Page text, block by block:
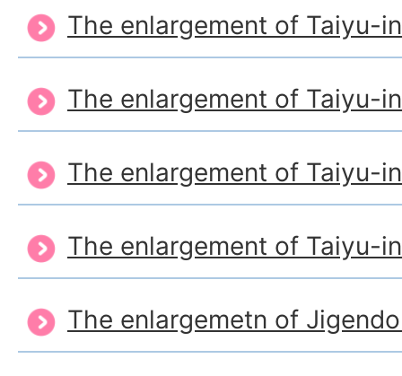
The enlargement of Taiyu-
The enlargement of Taiyu-
The enlargement of Taiyu-
The enlargement of Taiyu-
The enlargemetn of